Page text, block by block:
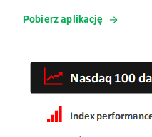
Pobierz aplikację